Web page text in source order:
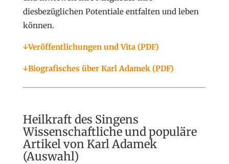
diesbezüglichen Potentiale entfalten und leben
können.
↓Veröffentlichungen und Vita (PDF)
↓Biografisches über Karl Adamek (PDF)
Heilkraft des Singens
Wissenschaftliche und populäre
Artikel von Karl Adamek
(Auswahl)